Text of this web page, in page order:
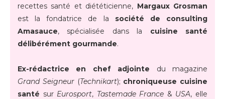
recettes santé et diététicienne, Margaux Grosman
est la fondatrice de la société de consulting
Amasauce, spécialisée dans la cuisine santé
délibérément gourmande.
Ex-rédactrice en chef adjointe du magazine
Grand Seigneur(Technikart); chroniqueuse cuisine
santé sur Eurosport, Tastemade France & USA, elle